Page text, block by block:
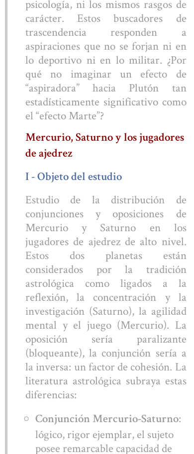
psicología, ni los mismos rasgos de
carácter. Estos buscadores de
trascendencia responden a
aspiraciones que no se forjan ni en
lo deportivo ni en lo militar. ¿Por
qué no imaginar un efecto de
“aspiradora” hacia Plutón tan
estadísticamente significativo como
el “efecto Marte”?
Mercurio, Saturno y los jugadores
de ajedrez
I - Objeto del estudio
Estudio de la distribución de
conjunciones y oposiciones de
Mercurio y Saturno en los
jugadores de ajedrez de alto nivel.
Estos dos planetas están
considerados por la tradición
astrológica como ligados a la
reflexión, la concentración y la
investigación (Saturno), la agilidad
mental y el juego (Mercurio). La
oposición sería paralizante
(bloqueante), la conjunción sería a
la inversa: un factor de cohesión. La
literatura astrológica subraya estas
diferencias:
Conjunción Mercurio-Saturno:
lógico, rigor ejemplar, el sujeto
posee remarcable capacidad de